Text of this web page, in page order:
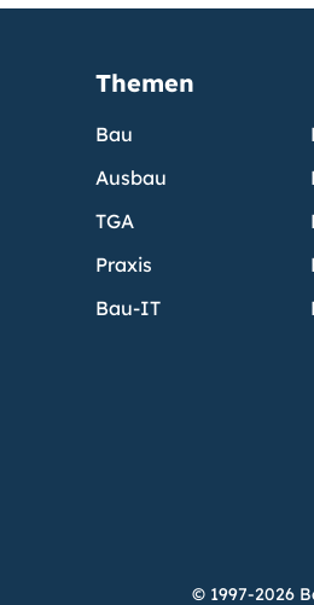
Themen
Bau
Ausbau
TGA
Praxis
Bau-IT
© 1997-2026